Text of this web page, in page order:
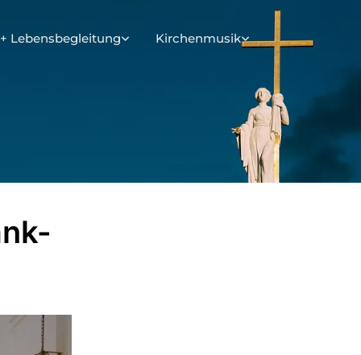
Lebensbegleitung Kirchenmusik